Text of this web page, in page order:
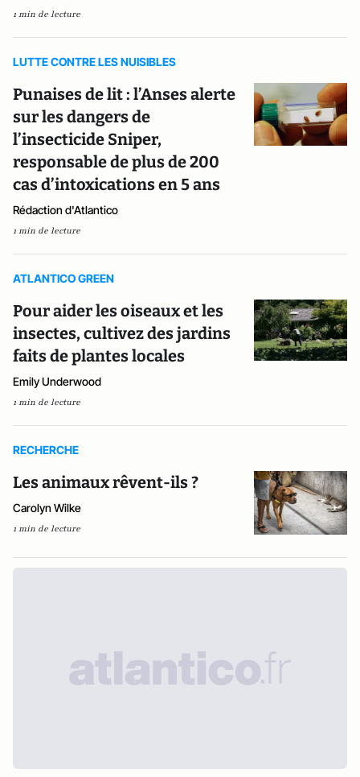
1 min de lecture
LUTTE CONTRE LES NUISIBLES
Punaises de lit : l’Anses alerte
sur les dangers de
l’insecticide Sniper,
responsable de plus de 200
cas d’intoxications en 5 ans
Rédaction d'Atlantico
1 min de lecture
ATLANTICO GREEN
Pour aider les oiseaux et les
insectes, cultivez des jardins
faits de plantes locales
Emily Underwood
1 min de lecture
RECHERCHE
Les animaux rêvent-ils ?
Carolyn Wilke
1 min de lecture